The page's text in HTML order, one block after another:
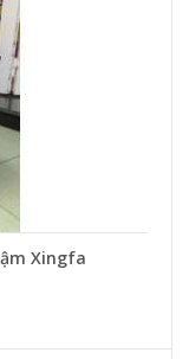
Xingfa